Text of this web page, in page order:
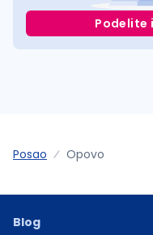
Podelite
Posao Opovo
Blog